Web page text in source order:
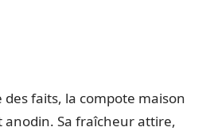
faits, la compote maison
anodin. Sa fraîcheur attire,